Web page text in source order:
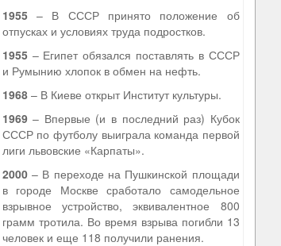
1955– В СССР принято положение об
отпусках и условиях труда подростков.
1955– Египет обязался поставлять в СССР
и Румынию хлопок в обмен на нефть.
1968– В Киеве открыт Институт культуры.
1969– Впервые (и в последний раз) Кубок
СССР по футболу выиграла команда первой
лиги львовские «Карпаты».
2000– В переходе на Пушкинской площади
в городе Москве сработало самодельное
взрывное устройство, эквивалентное 800
грамм тротила. Во время взрыва погибли 13
человек и еще 118 получили ранения.